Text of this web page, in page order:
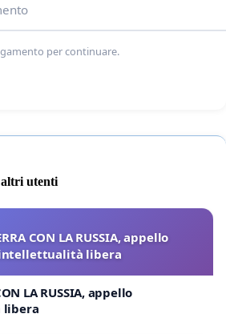
per Sua massima completezza di
ma ancor prima come
per continuare.
altri utenti
CON LA RUSSIA, appello
libera
LA RUSSIA, appello